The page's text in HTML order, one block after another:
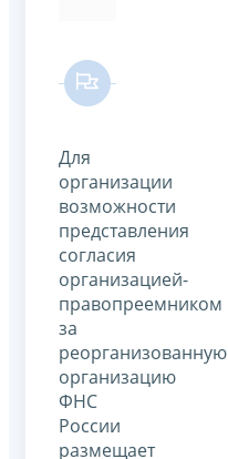
Для
организации
возможности
представления
согласия
организацией-
правопреемником
за
реорганизованную
организацию
ФНС
России
размещает